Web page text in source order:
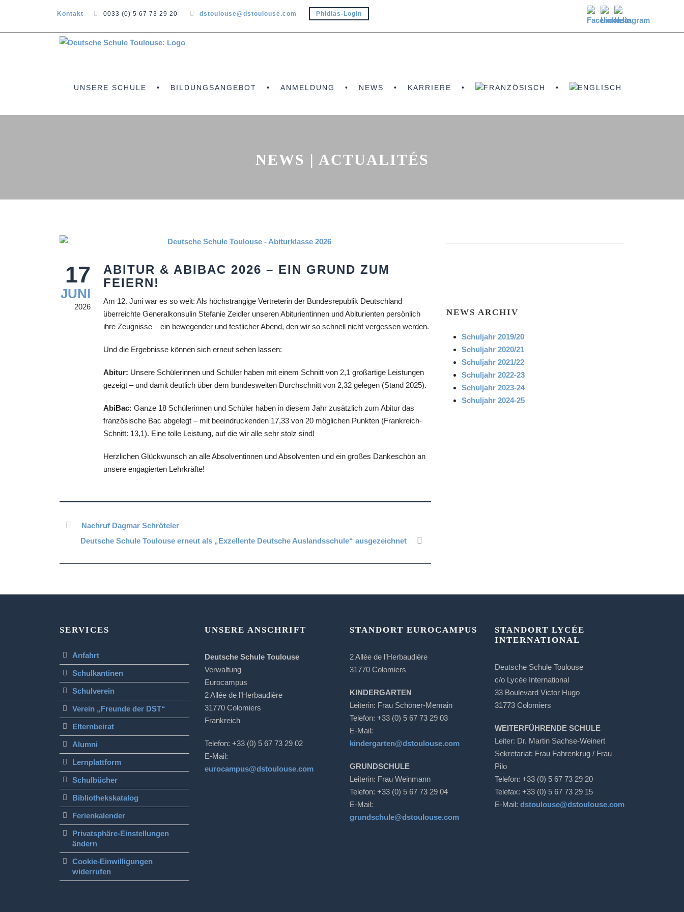
Kontakt 0033 (0) 5 67 73 29 20 dstoulouse@dstoulouse.com Phidias-Login
UNSERE SCHULE BILDUNGSANGEBOT ANMELDUNG NEWS KARRIERE
NEWS | ACTUALITÉS
17
JUNI
2026
ABITUR & ABIBAC 2026 – EIN GRUND ZUM
FEIERN!
Am 12. Juni war es so weit: Als höchstrangige Vertreterin der Bundesrepublik Deutschland
überreichte Generalkonsulin Stefanie Zeidler unseren Abiturientinnen und Abiturienten persönlich
ihre Zeugnisse – ein bewegender und festlicher Abend, den wir so schnell nicht vergessen werden.
Und die Ergebnisse können sich erneut sehen lassen:
Abitur: Unsere Schülerinnen und Schüler haben mit einem Schnitt von 2,1 großartige Leistungen
gezeigt – und damit deutlich über dem bundesweiten Durchschnitt von 2,32 gelegen (Stand 2025).
AbiBac: Ganze 18 Schülerinnen und Schüler haben in diesem Jahr zusätzlich zum Abitur das
französische Bac abgelegt – mit beeindruckenden 17,33 von 20 möglichen Punkten (Frankreich-
Schnitt: 13,1). Eine tolle Leistung, auf die wir alle sehr stolz sind!
Herzlichen Glückwunsch an alle Absolventinnen und Absolventen und ein großes Dankeschön an
unsere engagierten Lehrkräfte!
Nachruf Dagmar Schröteler
Deutsche Schule Toulouse erneut als „Exzellente Deutsche Auslandsschule“ ausgezeichnet
NEWS ARCHIV
Schuljahr 2019/20
Schuljahr 2020/21
Schuljahr 2021/22
Schuljahr 2022-23
Schuljahr 2023-24
Schuljahr 2024-25
SERVICES
Anfahrt
Schulkantinen
Schulverein
Verein „Freunde der DST“
Elternbeirat
Alumni
Lernplattform
Schulbücher
Bibliothekskatalog
Ferienkalender
Privatsphäre-Einstellungen
ändern
Cookie-Einwilligungen
widerrufen
UNSERE ANSCHRIFT
Deutsche Schule Toulouse
Verwaltung
Eurocampus
2 Allée de l’Herbaudière
31770 Colomiers
Frankreich
Telefon: +33 (0) 5 67 73 29 02
E-Mail:
eurocampus@dstoulouse.com
STANDORT EUROCAMPUS
2 Allée de l’Herbaudière
31770 Colomiers
KINDERGARTEN
Leiterin: Frau Schöner-Memain
Telefon: +33 (0) 5 67 73 29 03
E-Mail:
kindergarten@dstoulouse.com
GRUNDSCHULE
Leiterin: Frau Weinmann
Telefon: +33 (0) 5 67 73 29 04
E-Mail:
grundschule@dstoulouse.com
STANDORT LYCÉE
INTERNATIONAL
Deutsche Schule Toulouse
c/o Lycée International
33 Boulevard Victor Hugo
31773 Colomiers
WEITERFÜHRENDE SCHULE
Leiter: Dr. Martin Sachse-Weinert
Sekretariat: Frau Fahrenkrug / Frau
Pilo
Telefon: +33 (0) 5 67 73 29 20
Telefax: +33 (0) 5 67 73 29 15
E-Mail: dstoulouse@dstoulouse.com